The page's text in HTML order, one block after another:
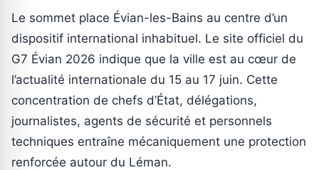
Le sommet place Évian-les-Bains au centre d’un
dispositif international inhabituel. Le site officiel du
G7 Évian 2026 indique que la ville est au cœur de
l’actualité internationale du 15 au 17 juin. Cette
concentration de chefs d’État, délégations,
journalistes, agents de sécurité et personnels
techniques entraîne mécaniquement une protection
renforcée autour du Léman.